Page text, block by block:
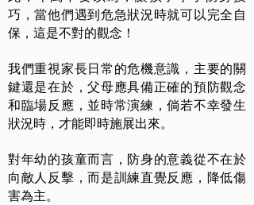
巧，當他們遇到危急狀況時就可以完全自
保，這是不對的觀念！
我們重視家長日常的危機意識，主要的關
鍵還是在於，父母應具備正確的預防觀念
和臨場反應，並時常演練，倘若不幸發生
狀況時，才能即時施展出來。
對年幼的孩童而言，防身的意義從不在於
向敵人反擊，而是訓練直覺反應，降低傷
害為主。